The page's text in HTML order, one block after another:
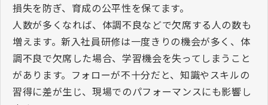
損失を防ぎ、育成の公平性を保てます。
人数が多くなれば、体調不良などで欠席する人の数も
増えます。新入社員研修は一度きりの機会が多く、体
調不良で欠席した場合、学習機会を失ってしまうこと
があります。フォローが不十分だと、知識やスキルの
習得に差が生じ、現場でのパフォーマンスにも影響し